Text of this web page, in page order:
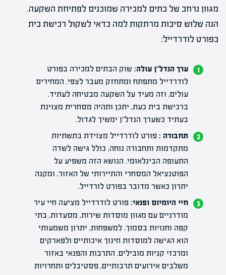
מגוון נרחב של בתים למכירה שמוכנים לפתיחת השקעה.
הנה שלוש סיבות מרתקות למה כדאי לשקול רכישת בית
בפורט לודרדייל:
ערך הנדל"ן עולה: שוק הבתים למכירה בפורט
לודרדייל מתפתח ומתחזק מעבר לצפי. המחירים
עולים, וזה מעיד על השקעה מבטיחה לעתיד.
ברכישת בית כעת, יתכן ותהיה מסחרית מצוינת
בעתיד כשערך הנדל"ן ימשיך לגדול.
תחבורה : פורט לודרדייל מצוידת בתשתיות
מתקדמות ותחבורה נוחה, כולל גישה לשדה
התעופה הבינלאומי. הנושא הזה משפיע על
הפוטנציאל המסחרי והתיירותי של האזור, ומקנה
יתרון כאשר מדובר בפורט לורדייל.
חיי היומיום ופנאי: פורט לודרדייל מציעה חיי עיר
מודרניים עם מגוון מוסדות שירות, מסעדות, בתי
קפה וחנויות בסמוך. למשפחות, יתרון משמעותי
הוא הגישה למוסדות חינוך איכותיים ולפארקים
ומרכזי קניות מובילים. התרבות והפנאי באזור
משלבים אירועים תרבותיים, פסטיבלים ותחרויות